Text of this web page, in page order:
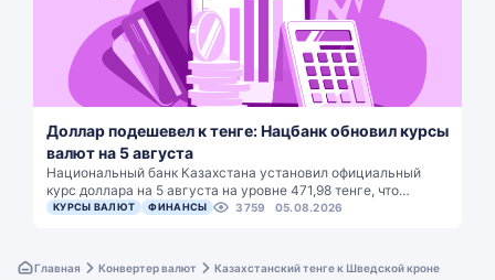
Доллар подешевел к тенге: Нацбанк обновил курсы
валют на 5 августа
Национальный банк Казахстана установил официальный
курс доллара на 5 августа на уровне 471,98 тенге, что…
КУРСЫ ВАЛЮТ ФИНАНСЫ 3759 05.08.2026
Главная Конвертер валют Казахстанский тенге к Шведской кроне